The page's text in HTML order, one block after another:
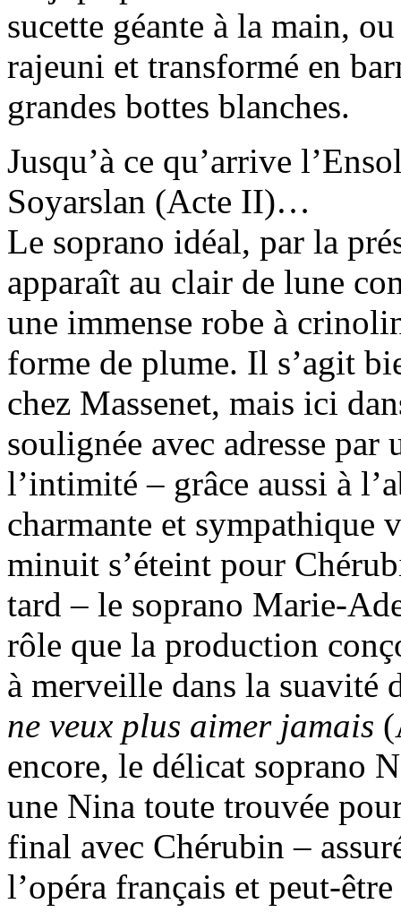
sucette géante à la main,
rajeuni et transformé en
grandes bottes blanches.
Jusqu’à ce qu’arrive
Soyarslan (Acte II)…
Le soprano idéal, par la
apparaît au clair de lune
une immense robe à
forme de plume. Il s’agit
chez Massenet, mais ici
soulignée avec adresse par
l’intimité – grâce aussi à
charmante et sympathique
minuit s’éteint pour
tard – le soprano Marie-
rôle que la production
à merveille dans la suavité
ne veux plus aimer jamais
encore, le délicat soprano
une Nina toute trouvée
final avec Chérubin –
l’opéra français et peut-